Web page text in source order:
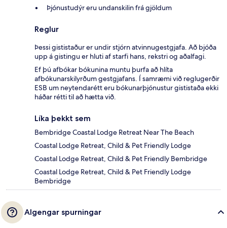
Þjónustudýr eru undanskilin frá gjöldum
Reglur
Þessi gististaður er undir stjórn atvinnugestgjafa. Að bjóða
upp á gistingu er hluti af starfi hans, rekstri og aðalfagi.
Ef þú afbókar bókunina muntu þurfa að hlíta
afbókunarskilyrðum gestgjafans. Í samræmi við reglugerðir
ESB um neytendarétt eru bókunarþjónustur gististaða ekki
háðar rétti til að hætta við.
Líka þekkt sem
Bembridge Coastal Lodge Retreat Near The Beach
Coastal Lodge Retreat, Child & Pet Friendly Lodge
Coastal Lodge Retreat, Child & Pet Friendly Bembridge
Coastal Lodge Retreat, Child & Pet Friendly Lodge
Bembridge
Algengar spurningar